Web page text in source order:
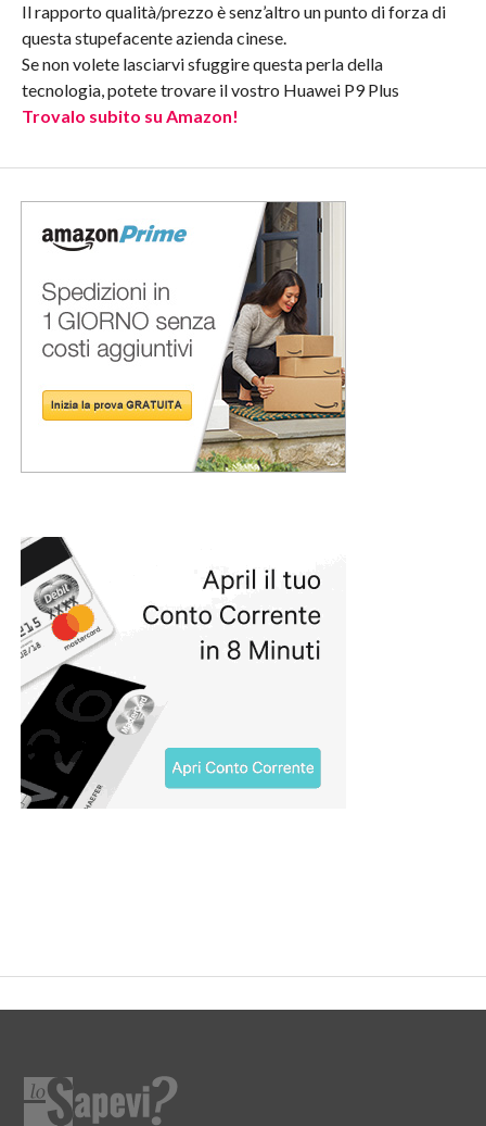
Il rapporto qualità/prezzo è senz’altro un punto di forza di
questa stupefacente azienda cinese.
Se non volete lasciarvi sfuggire questa perla della
tecnologia, potete trovare il vostro Huawei P9 Plus
Trovalo subito su Amazon!